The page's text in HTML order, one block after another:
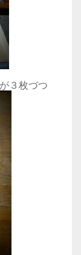
３枚づつ